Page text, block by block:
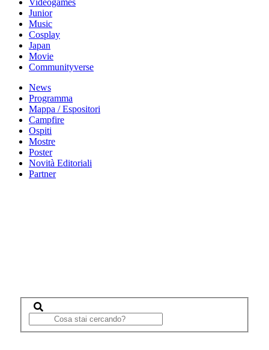
Videogames
Junior
Music
Cosplay
Japan
Movie
Communityverse
News
Programma
Mappa / Espositori
Campfire
Ospiti
Mostre
Poster
Novità Editoriali
Partner